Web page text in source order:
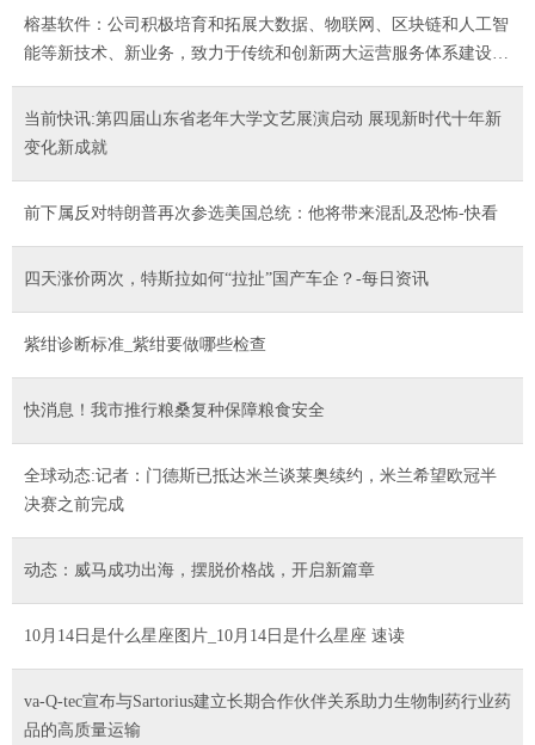
榕基软件：公司积极培育和拓展大数据、物联网、区块链和人工智
能等新技术、新业务，致力于传统和创新两大运营服务体系建设，
开拓新的业务增长点，提升公司的竞争力
当前快讯:第四届山东省老年大学文艺展演启动 展现新时代十年新
变化新成就
前下属反对特朗普再次参选美国总统：他将带来混乱及恐怖-快看
四天涨价两次，特斯拉如何“拉扯”国产车企？-每日资讯
紫绀诊断标准_紫绀要做哪些检查
快消息！我市推行粮桑复种保障粮食安全
全球动态:记者：门德斯已抵达米兰谈莱奥续约，米兰希望欧冠半
决赛之前完成
动态：威马成功出海，摆脱价格战，开启新篇章
10月14日是什么星座图片_10月14日是什么星座 速读
va-Q-tec宣布与Sartorius建立长期合作伙伴关系助力生物制药行业药
品的高质量运输